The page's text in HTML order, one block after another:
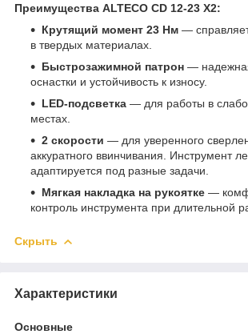
Преимущества ALTECO CD 12-23 X2:
Крутящий момент 23 Нм —
в твердых материалах.
Быстрозажимной патрон —
оснастки и устойчивость к износу.
LED-подсветка — для работы в
местах.
2 скорости — для уверенного
аккуратного ввинчивания. Инструмент
адаптируется под разные задачи.
Мягкая накладка на рукоятке —
контроль инструмента при длительной
Скрыть
Характеристики
Основные